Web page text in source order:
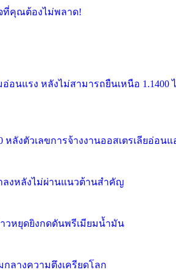
ที่คุณต้องไม่พลาด!
อนแรง หลังไม่สามารถยืนเหนือ 1.1400
หลังตัวเลขการจ้างงานออสเตรเลียอ่อน
ลงหลังไม่ผ่านแนวต้านสำคัญ
าวหยุดยิงกดดันพรีเมียมน้ำมัน
ลางความตึงเครียดโลก